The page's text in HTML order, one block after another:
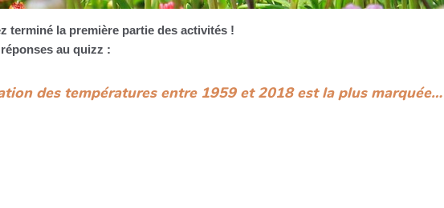
terminé la première partie des activités !
au quizz :
des températures entre 1959 et 2018 est la plus marquée…